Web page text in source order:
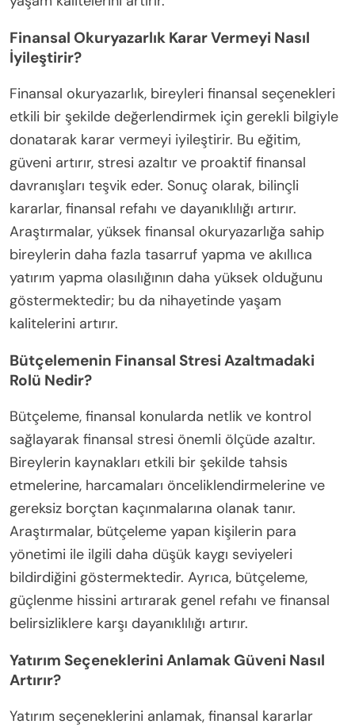
Finansal Okuryazarlık Karar Vermeyi Nasıl
İyileştirir?
Finansal okuryazarlık, bireyleri finansal seçenekleri
etkili bir şekilde değerlendirmek için gerekli bilgiyle
donatarak karar vermeyi iyileştirir. Bu eğitim,
güveni artırır, stresi azaltır ve proaktif finansal
davranışları teşvik eder. Sonuç olarak, bilinçli
kararlar, finansal refahı ve dayanıklılığı artırır.
Araştırmalar, yüksek finansal okuryazarlığa sahip
bireylerin daha fazla tasarruf yapma ve akıllıca
yatırım yapma olasılığının daha yüksek olduğunu
göstermektedir; bu da nihayetinde yaşam
kalitelerini artırır.
Bütçelemenin Finansal Stresi Azaltmadaki
Rolü Nedir?
Bütçeleme, finansal konularda netlik ve kontrol
sağlayarak finansal stresi önemli ölçüde azaltır.
Bireylerin kaynakları etkili bir şekilde tahsis
etmelerine, harcamaları önceliklendirmelerine ve
gereksiz borçtan kaçınmalarına olanak tanır.
Araştırmalar, bütçeleme yapan kişilerin para
yönetimi ile ilgili daha düşük kaygı seviyeleri
bildirdiğini göstermektedir. Ayrıca, bütçeleme,
güçlenme hissini artırarak genel refahı ve finansal
belirsizliklere karşı dayanıklılığı artırır.
Yatırım Seçeneklerini Anlamak Güveni Nasıl
Artırır?
Yatırım seçeneklerini anlamak, finansal kararlar